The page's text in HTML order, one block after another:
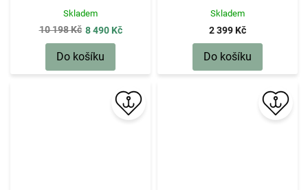
Skladem
10 198 Kč 8 490 Kč
Do košíku
Skladem
2 399 Kč
Do košíku